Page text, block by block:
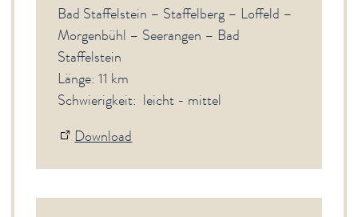
Bad Staffelstein – Staffelberg – Loffeld –
Morgenbühl – Seerangen – Bad
Staffelstein
Länge: 11 km
Schwierigkeit: leicht - mittel
Download